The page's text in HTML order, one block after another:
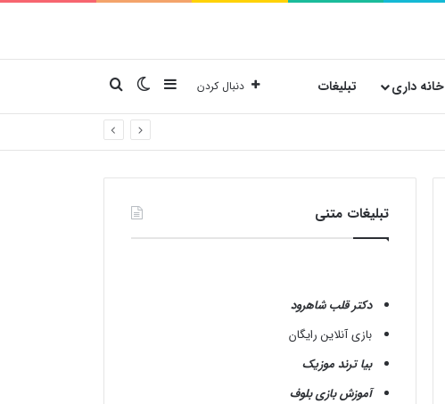
خانه داری تبلیغات دنبال کردن نوارکناریتغییر پوسته
جستجو برای
تبلیغات متنی
دکتر قلب شاهرود
بازی آنلاین رایگان
بیا ترند موزیک
آموزش بازی بلوف